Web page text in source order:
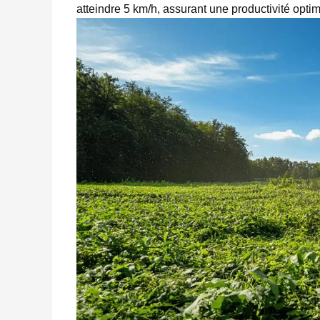
atteindre 5 km/h, assurant une productivité